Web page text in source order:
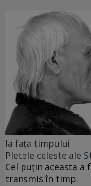
la fața timpului
Pletele celeste ale
Cel puţin aceasta a
transmis în timp.